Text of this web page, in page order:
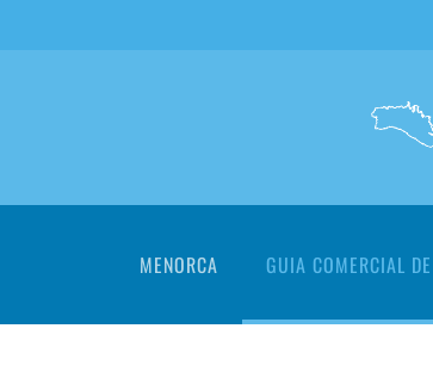
MENORCA GUIA COMERCIAL